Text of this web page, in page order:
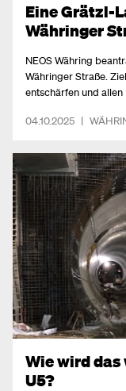
Eine Grätzl-
Währinger
NEOS Währing
Währinger Straße.
entschärfen und allen
zusätzlich für
04.10.2025 |
Wie wird das
U5?